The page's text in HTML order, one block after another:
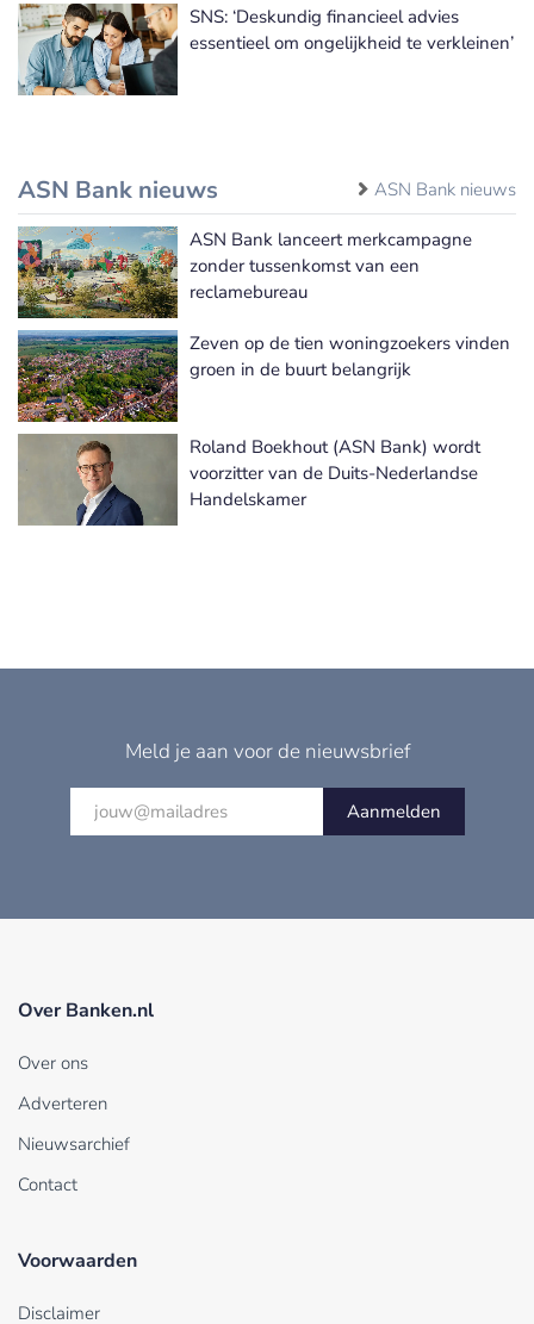
SNS: ‘Deskundig financieel advies
essentieel om ongelijkheid te verkleinen’
ASN Bank nieuws ASN Bank nieuws
ASN Bank lanceert merkcampagne
zonder tussenkomst van een
reclamebureau
Zeven op de tien woningzoekers vinden
groen in de buurt belangrijk
Roland Boekhout (ASN Bank) wordt
voorzitter van de Duits-Nederlandse
Handelskamer
Meld je aan voor de nieuwsbrief
Aanmelden
Over Banken.nl
Over ons
Adverteren
Nieuwsarchief
Contact
Voorwaarden
Disclaimer